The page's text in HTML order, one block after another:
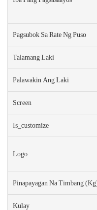
Pagsubok Sa Rate Ng Puso
Talamang Laki
Palawakin Ang Laki
Screen
Is_customize
Logo
Pinapayagan Na Timbang
Kulay